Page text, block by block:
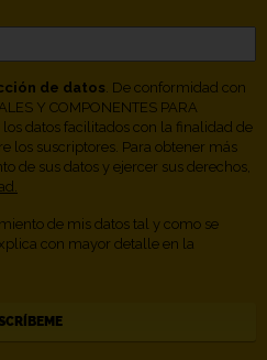
de datos . De conformidad con
Y COMPONENTES PARA
los datos facilitados con la finalidad de
los suscriptores. Para obtener más
de sus datos y ejercer sus derechos,
de mis datos tal y como se
con mayor detalle en la